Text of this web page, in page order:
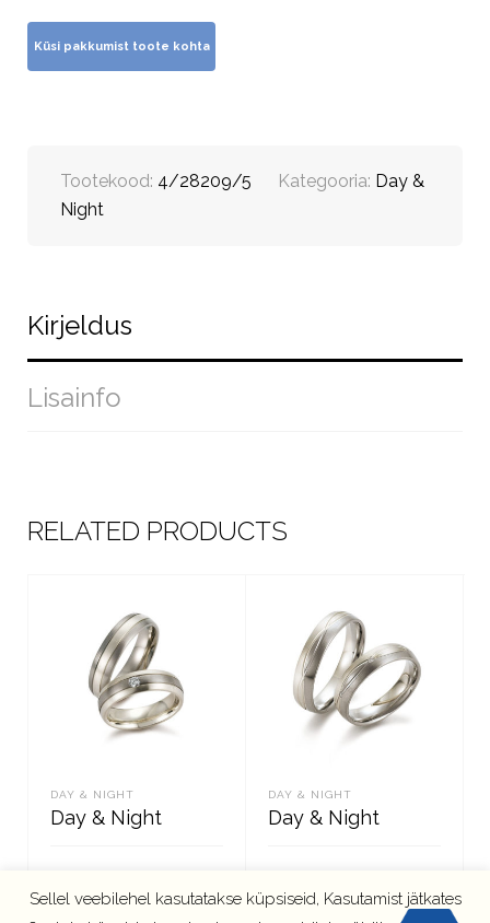
Tootekood: 4/28209/5 Kategooria: Day &
Night
Kirjeldus
Lisainfo
RELATED PRODUCTS
DAY & NIGHT
Day & Night
DAY & NIGHT
Day & Night
Sellel veebilehel kasutatakse küpsiseid, Kasutamist jätkates